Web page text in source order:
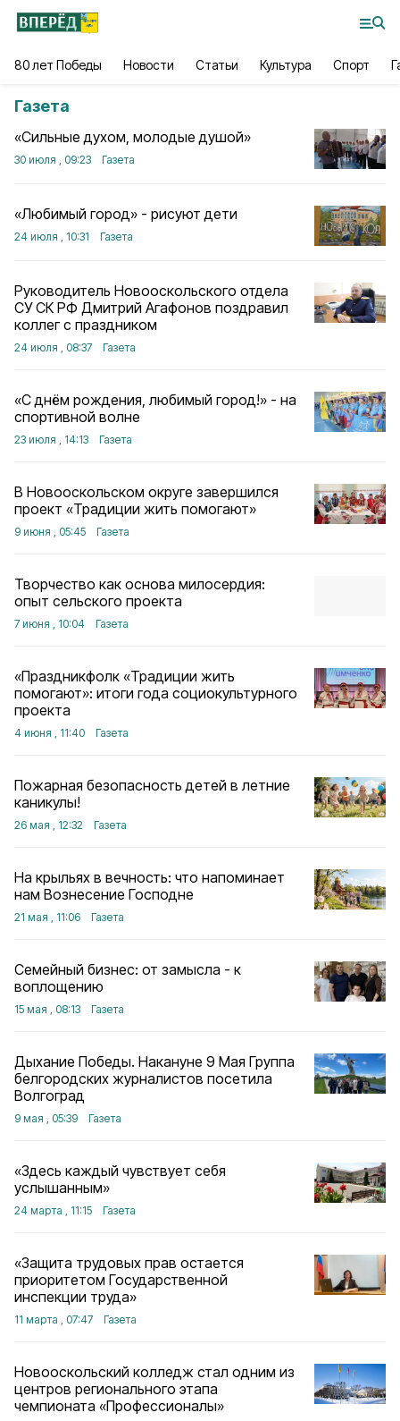
80 лет Победы Новости Статьи Культура Спорт
Газета
«Сильные духом, молодые душой»
30 июля , 09:23 Газета
«Любимый город» - рисуют дети
24 июля , 10:31 Газета
Руководитель Новооскольского отдела
СУ СК РФ Дмитрий Агафонов поздравил
коллег с праздником
24 июля , 08:37 Газета
«С днём рождения, любимый город!» - на
спортивной волне
23 июля , 14:13 Газета
В Новооскольском округе завершился
проект «Традиции жить помогают»
9 июня , 05:45 Газета
Творчество как основа милосердия:
опыт сельского проекта
7 июня , 10:04 Газета
«Праздникфолк «Традиции жить
помогают»: итоги года социокультурного
проекта
4 июня , 11:40 Газета
Пожарная безопасность детей в летние
каникулы!
26 мая , 12:32 Газета
На крыльях в вечность: что напоминает
нам Вознесение Господне
21 мая , 11:06 Газета
Семейный бизнес: от замысла - к
воплощению
15 мая , 08:13 Газета
Дыхание Победы. Накануне 9 Мая Группа
белгородских журналистов посетила
Волгоград
9 мая , 05:39 Газета
«Здесь каждый чувствует себя
услышанным»
24 марта , 11:15 Газета
«Защита трудовых прав остается
приоритетом Государственной
инспекции труда»
11 марта , 07:47 Газета
Новооскольский колледж стал одним из
центров регионального этапа
чемпионата «Профессионалы»